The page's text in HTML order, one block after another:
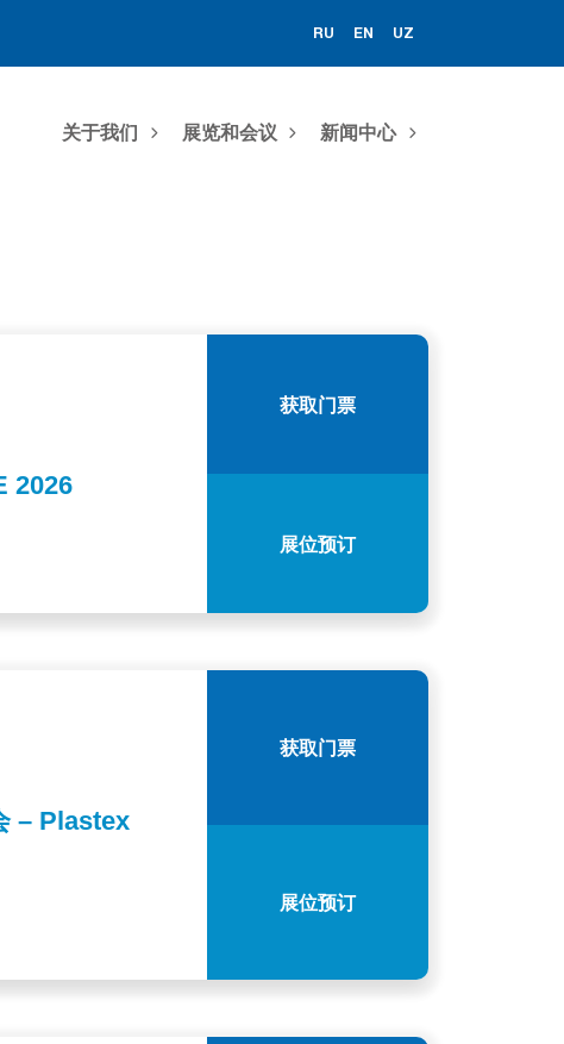
RU EN UZ
关于我们 展览和会议 新闻中心
2026
获取门票
展位预订
– Plastex
获取门票
展位预订